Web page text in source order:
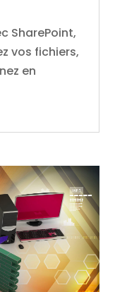
SharePoint,
vos fichiers,
en